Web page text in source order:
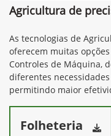
Agricultura de
As tecnologias de
oferecem muitas
Controles de Máquina,
diferentes
permitindo maior
Folheteria